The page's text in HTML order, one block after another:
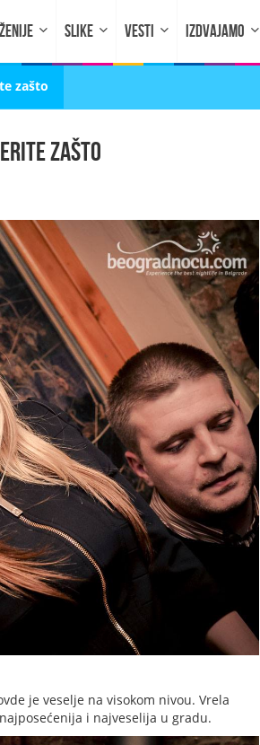
SLIKE VESTI IZDVAJAMO
zašto
zašto
je veselje na visokom nivou. Vrela
i najveselija u gradu.